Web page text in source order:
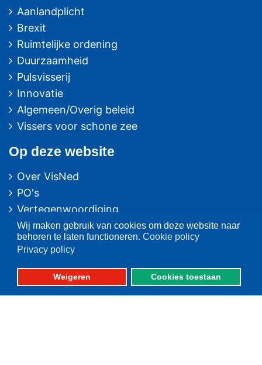
Wij maken gebruik van cookies om deze website naar
behoren te laten functioneren. Cookie policy
Privacy policy
Weigeren Cookies toestaan
Aanlandplicht
Brexit
Ruimtelijke ordening
Duurzaamheid
Pulsvisserij
Innovatie
Algemeen/Overig beleid
Vissers voor schone zee
Op deze website
Over VisNed
PO's
Vertegenwoordiging
Contact
Nieuwsarchief
Contactinformatie